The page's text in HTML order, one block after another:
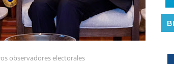
observadores electorales